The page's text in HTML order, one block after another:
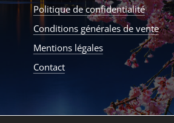
Politique de confidentialité
Conditions générales de vente
Mentions légales
Contact